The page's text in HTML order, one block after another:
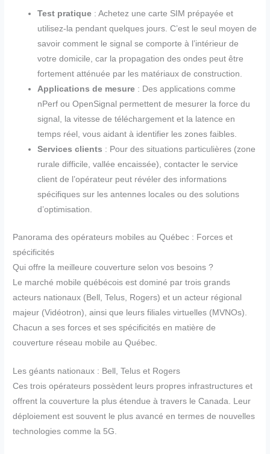
Test pratique : Achetez une carte SIM prépayée et
utilisez-la pendant quelques jours. C’est le seul moyen de
savoir comment le signal se comporte à l’intérieur de
votre domicile, car la propagation des ondes peut être
fortement atténuée par les matériaux de construction.
Applications de mesure : Des applications comme
nPerf ou OpenSignal permettent de mesurer la force du
signal, la vitesse de téléchargement et la latence en
temps réel, vous aidant à identifier les zones faibles.
Services clients : Pour des situations particulières (zone
rurale difficile, vallée encaissée), contacter le service
client de l’opérateur peut révéler des informations
spécifiques sur les antennes locales ou des solutions
d’optimisation.
Panorama des opérateurs mobiles au Québec : Forces et
spécificités
Qui offre la meilleure couverture selon vos besoins ?
Le marché mobile québécois est dominé par trois grands
acteurs nationaux (Bell, Telus, Rogers) et un acteur régional
majeur (Vidéotron), ainsi que leurs filiales virtuelles (MVNOs).
Chacun a ses forces et ses spécificités en matière de
couverture réseau mobile au Québec.
Les géants nationaux : Bell, Telus et Rogers
Ces trois opérateurs possèdent leurs propres infrastructures et
offrent la couverture la plus étendue à travers le Canada. Leur
déploiement est souvent le plus avancé en termes de nouvelles
technologies comme la 5G.